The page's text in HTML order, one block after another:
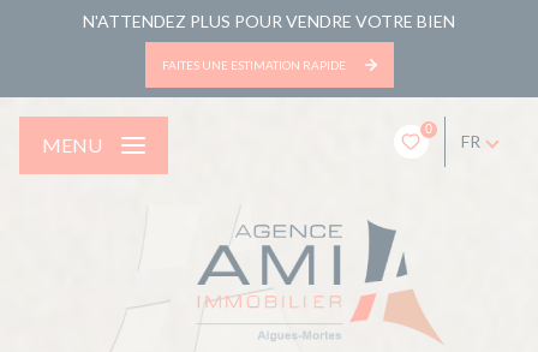
N'ATTENDEZ PLUS POUR VENDRE VOTRE BIEN
FAITES UNE ESTIMATION RAPIDE
0
FR
MENU